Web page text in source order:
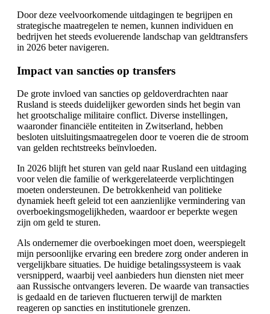
Door deze veelvoorkomende uitdagingen te begrijpen en
strategische maatregelen te nemen, kunnen individuen en
bedrijven het steeds evoluerende landschap van geldtransfers
in 2026 beter navigeren.
Impact van sancties op transfers
De grote invloed van sancties op geldoverdrachten naar
Rusland is steeds duidelijker geworden sinds het begin van
het grootschalige militaire conflict. Diverse instellingen,
waaronder financiële entiteiten in Zwitserland, hebben
besloten uitsluitingsmaatregelen door te voeren die de stroom
van gelden rechtstreeks beïnvloeden.
In 2026 blijft het sturen van geld naar Rusland een uitdaging
voor velen die familie of werkgerelateerde verplichtingen
moeten ondersteunen. De betrokkenheid van politieke
dynamiek heeft geleid tot een aanzienlijke vermindering van
overboekingsmogelijkheden, waardoor er beperkte wegen
zijn om geld te sturen.
Als ondernemer die overboekingen moet doen, weerspiegelt
mijn persoonlijke ervaring een bredere zorg onder anderen in
vergelijkbare situaties. De huidige betalingssysteem is vaak
versnipperd, waarbij veel aanbieders hun diensten niet meer
aan Russische ontvangers leveren. De waarde van transacties
is gedaald en de tarieven fluctueren terwijl de markten
reageren op sancties en institutionele grenzen.